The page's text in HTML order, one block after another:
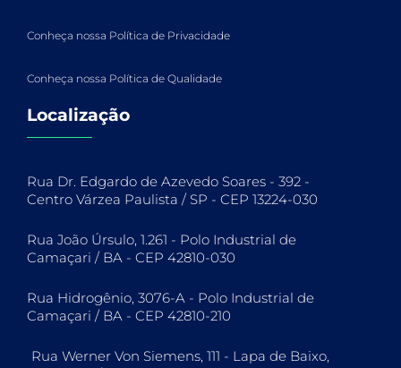
Conheça nossa Política de Privacidade
Conheça nossa Política de Qualidade
Localização
Rua Dr. Edgardo de Azevedo Soares - 392 -
Centro Várzea Paulista / SP - CEP 13224-030
Rua João Úrsulo, 1.261 - Polo Industrial de
Camaçari / BA - CEP 42810-030
Rua Hidrogênio, 3076-A - Polo Industrial de
Camaçari / BA - CEP 42810-210
Rua Werner Von Siemens, 111 - Lapa de Baixo,